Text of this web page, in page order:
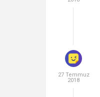
27 Temmuz
2018